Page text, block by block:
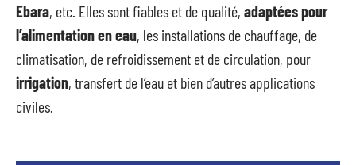
Ebara, etc. Elles sont fiables et de qualité, adaptées pour
l’alimentation en eau, les installations de chauffage, de
climatisation, de refroidissement et de circulation, pour
irrigation, transfert de l’eau et bien d’autres applications
civiles.